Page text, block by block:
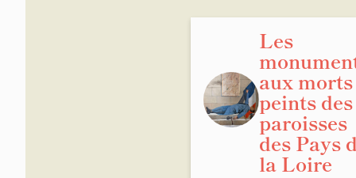
Les
aux morts
peints des
paroisses
des Pays
la Loire